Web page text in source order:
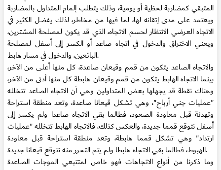
المتبقي كمضاربة لحظية أو يومية، وذلك يتطلب إلمام المتداول بالمضاربة
ويعتمد على مدى إتقانه لها، لما فيها من مخاطر، لذلك يفضل الكثير في
الاتجاه العرضي الانتظار لحسم الاتجاه، الذي قد يكون لمصلحة المشترين،
ويعني الاختراق والدخول في اتجاه صاعد أو الكسر إلى أسفل لمصلحة
البائعين، والدخول في مسار هابط.
والاتجاه الصاعد يتكون من قمم وقيعان صاعدة، كل منها أعلى من الآخر،
بينما الاتجاه الهابط يتكون من قمم وقيعان هابطة كل منها أدنى من الآخر،
وهناك نقطة قد يجهلها بعض المتداولين وهي أن الاتجاه الصاعد تتخلله
"عمليات جني أرباح"، وهي تشكل قيعانا صاعدة، وتعد منطقة استراحة
وتهدئة قبل معاودة الصعود، فطالما بقي الاتجاه صاعدا ولم يكسر إلى
أسفل نتوقع قمما جديدة، والعكس كذلك، فالاتجاه الهابط تتخلله "عمليات
ارتداد" وهي تشكل قمما هابطة، وتعد منطقة استراحة قبل معاودة
الهبوط، فطالما بقي الاتجاه هابطا ولم يتم التحرر منه نتوقع قيعانا جديدة.
وما ذكرنا من أنواع الاتجاهات فهو خاص لمتتبعي الموجات الصاعدة